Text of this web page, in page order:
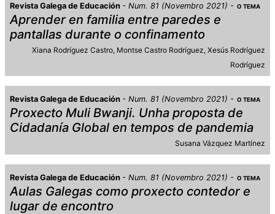
Revista Galega de Educación Num. 81 (Novembro 2021) O TEMA
Aprender en familia entre paredes e
pantallas durante o confinamento
Xiana Rodríguez Castro Montse Castro Rodríguez Xesús Rodríguez
Rodríguez
Revista Galega de Educación Num. 81 (Novembro 2021) O TEMA
Proxecto Muli Bwanji. Unha proposta de
Cidadanía Global en tempos de pandemia
Susana Vázquez Martínez
Revista Galega de Educación Num. 81 (Novembro 2021) O TEMA
Aulas Galegas como proxecto contedor e
lugar de encontro